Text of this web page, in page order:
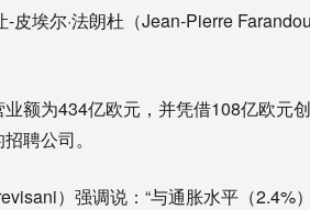
埃尔·法朗杜（Jean-Pierre
额为434亿欧元，并凭借108亿欧元
聘公司。
）强调说：“与通胀水平（2.4%